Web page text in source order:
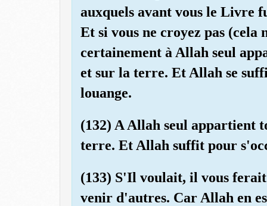
auxquels avant vous le Livre
Et si vous ne croyez pas
certainement à Allah seul
et sur la terre. Et Allah se
louange.
(132) A Allah seul appartient
terre. Et Allah suffit pour
(133) S'Il voulait, il vous
venir d'autres. Car Allah en